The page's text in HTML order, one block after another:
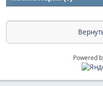
Powered